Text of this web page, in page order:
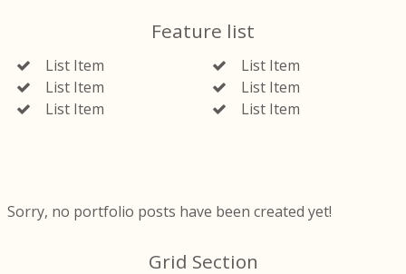
Feature list
List Item
List Item
List Item
List Item
List Item
List Item
Sorry, no portfolio posts have been created yet!
Grid Section